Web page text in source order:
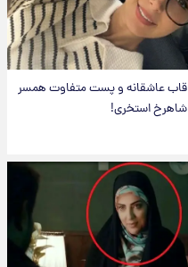
قاب عاشقانه و پست متفاوت همسر
شاهرخ استخری!